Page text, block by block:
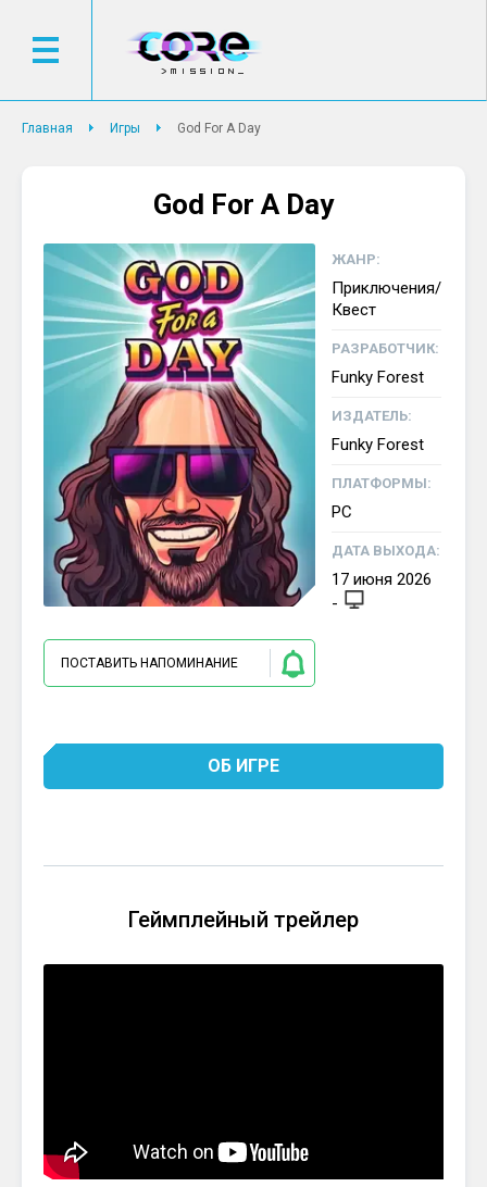
Главная Игры God For A Day
God For A Day
ПОСТАВИТЬ НАПОМИНАНИЕ
ЖАНР:
Приключения/
Квест
РАЗРАБОТЧИК:
Funky Forest
ИЗДАТЕЛЬ:
Funky Forest
ПЛАТФОРМЫ:
PC
ДАТА ВЫХОДА:
17 июня 2026
-
ОБ ИГРЕ
Геймплейный трейлер